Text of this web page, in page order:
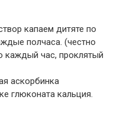
капаем дитяте по
полчаса. (честно
каждый час, проклятый
аскорбинка
глюконата кальция.